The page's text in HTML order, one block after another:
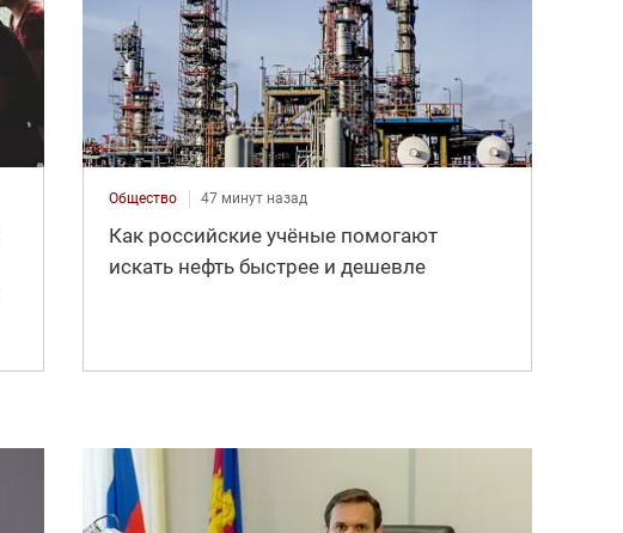
Общество 47 минут назад
Как российские учёные помогают
искать нефть быстрее и дешевле